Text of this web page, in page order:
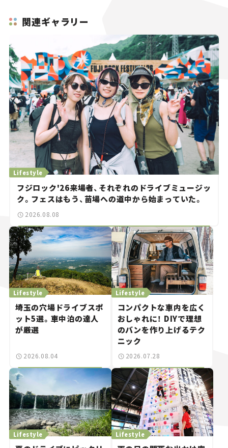
関連ギャラリー
Lifestyle
フジロック'26来場者、それぞれのドライブミュージッ
ク。フェスはもう、苗場への道中から始まっていた。
2026.08.08
Lifestyle
埼玉の穴場ドライブスポ
ット5選。車中泊の達人
が厳選
2026.08.04
Lifestyle
コンパクトな車内を広く
おしゃれに！ DIYで理想
のバンを作り上げるテク
ニック
2026.07.28
Lifestyle Lifestyle